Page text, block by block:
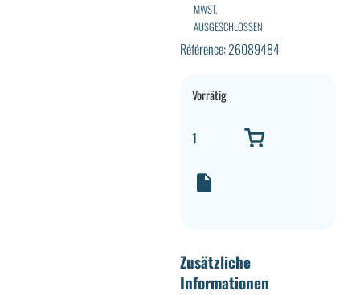
MWST.
AUSGESCHLOSSEN
Référence: 26089484
Vorrätig
Zusätzliche
Informationen